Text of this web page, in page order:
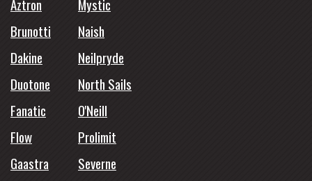
Aztron
Mystic
Brunotti
Naish
Dakine
Neilpryde
Duotone
North Sails
Fanatic
O'Neill
Flow
Prolimit
Gaastra
Severne